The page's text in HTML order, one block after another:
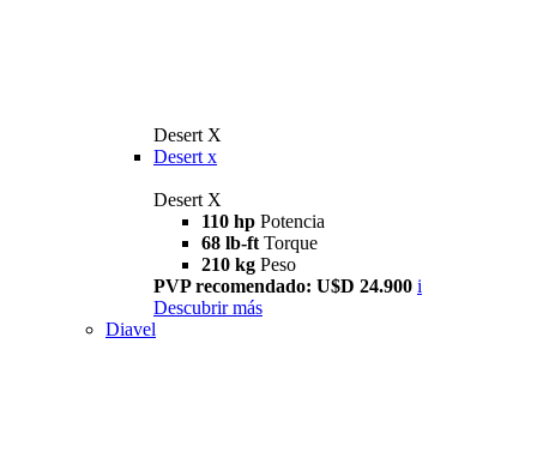
Desert X
Desert x
Desert X
110 hp Potencia
68 lb-ft Torque
210 kg Peso
PVP recomendado: U$D 24.900 i
Descubrir más
Diavel